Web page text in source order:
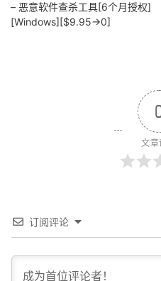
– 恶意软件查杀工具[6个月授权]
[Windows][$9.95→0]
文章
订阅评论